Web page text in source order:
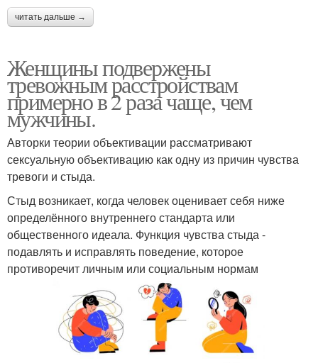
читать дальше →
Женщины подвержены
тревожным расстройствам
примерно в 2 раза чаще, чем
мужчины.
Авторки теории объективации рассматривают
сексуальную объективацию как одну из причин чувства
тревоги и стыда.
Стыд возникает, когда человек оценивает себя ниже
определённого внутреннего стандарта или
общественного идеала. Функция чувства стыда -
подавлять и исправлять поведение, которое
противоречит личным или социальным нормам